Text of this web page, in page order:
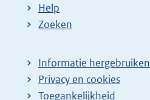
Help
Zoeken
Informatie hergebruiken
Privacy en cookies
Toegankelijkheid